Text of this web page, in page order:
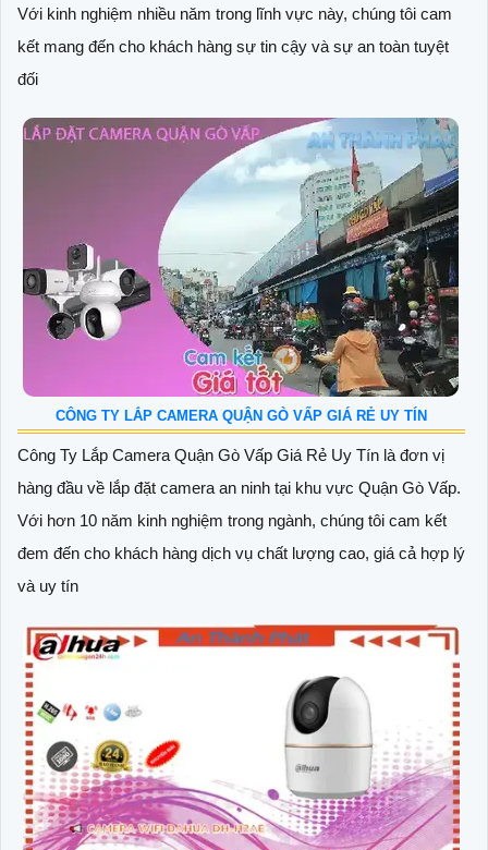
Với kinh nghiệm nhiều năm trong lĩnh vực này, chúng tôi cam
kết mang đến cho khách hàng sự tin cậy và sự an toàn tuyệt
đối
CÔNG TY LẮP CAMERA QUẬN GÒ VẤP GIÁ RẺ UY TÍN
Công Ty Lắp Camera Quận Gò Vấp Giá Rẻ Uy Tín là đơn vị
hàng đầu về lắp đặt camera an ninh tại khu vực Quận Gò Vấp.
Với hơn 10 năm kinh nghiệm trong ngành, chúng tôi cam kết
đem đến cho khách hàng dịch vụ chất lượng cao, giá cả hợp lý
và uy tín